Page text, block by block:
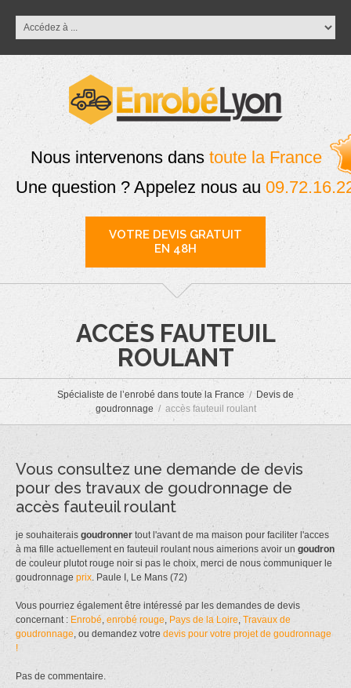
Nous intervenons dans toute la France
Une question ? Appelez nous au
VOTRE DEVIS GRATUIT
EN 48H
ACCÈS FAUTEUIL
ROULANT
Spécialiste de l’enrobé dans toute la France
Devis de
goudronnage
accès fauteuil roulant
Vous consultez une demande de devis
pour des travaux de goudronnage de
accès fauteuil roulant
je souhaiterais goudronner tout l'avant de ma maison pour faciliter l'acces
à ma fille actuellement en fauteuil roulant nous aimerions avoir un goudron
de couleur plutot rouge noir si pas le choix, merci de nous communiquer le
goudronnage prix . Paule I, Le Mans (72)
Vous pourriez également être intéressé par les demandes de devis
concernant : Enrobé enrobé rouge Pays de la Loire Travaux de
goudronnage , ou demandez votre devis pour votre projet de goudronnage
!
Pas de commentaire.